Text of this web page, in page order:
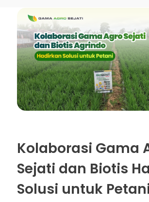
Kolaborasi Gama
Sejati dan Biotis
Solusi untuk